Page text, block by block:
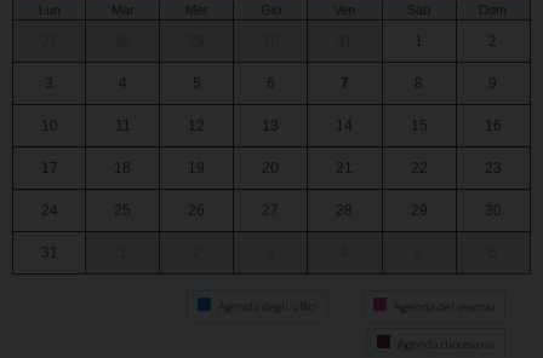
Lun Mar Mer Gio Ven Sab Dom
1 2
3 4 5 6 7 8 9
10 11 12 13 14 15 16
17 18 19 20 21 22 23
24 25 26 27 28 29 30
31
Agenda degli uffici Agenda del vescovo
Agenda diocesana